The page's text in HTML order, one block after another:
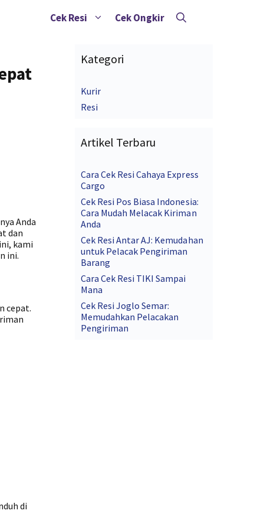
Cek Resi Cek Ongkir
Anda
dan
kami
ini.
cepat.
di
Kategori
Kurir
Resi
Artikel Terbaru
Cara Cek Resi Cahaya Express
Cargo
Cek Resi Pos Biasa Indonesia:
Cara Mudah Melacak Kiriman
Anda
Cek Resi Antar AJ: Kemudahan
untuk Pelacak Pengiriman
Barang
Cara Cek Resi TIKI Sampai
Mana
Cek Resi Joglo Semar:
Memudahkan Pelacakan
Pengiriman